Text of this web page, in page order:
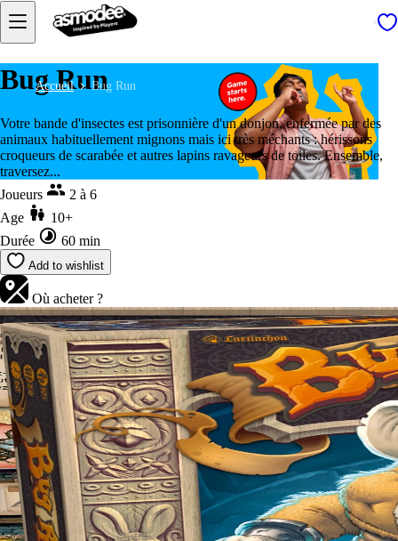
Accueil Bug Run
Bug Run
Votre bande d'insectes est prisonnière d'un donjon, enfermée par des
animaux habituellement mignons mais ici très méchants : hérissons
croqueurs de scarabée et autres lapins ravageurs de toiles. Ensemble,
traversez...
Joueurs
2 à 6
Age
10+
Durée
60 min
Add to wishlist
Où acheter ?